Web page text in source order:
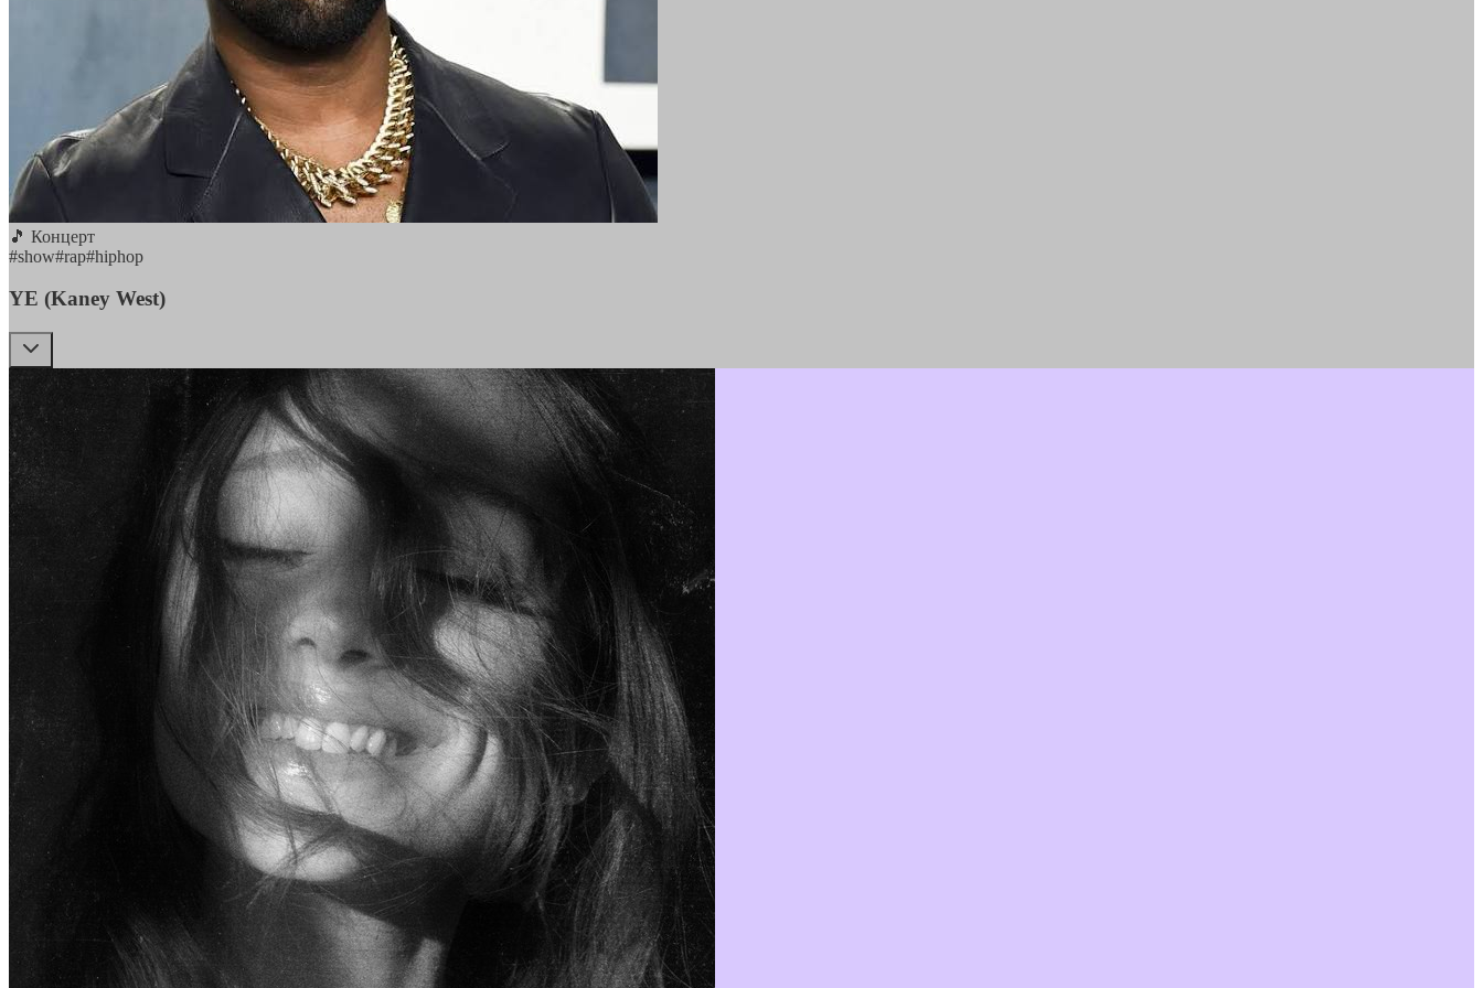
🎵 Концерт
#show#rap#hiphop
YE (Kaney West)